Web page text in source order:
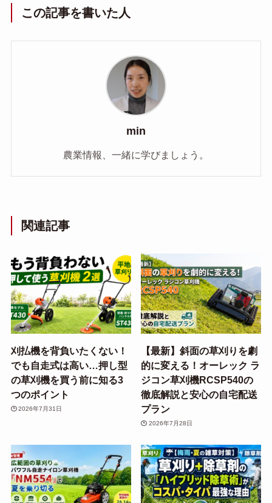
この記事を書いた人
min
農業情報、一緒に学びましょう。
関連記事
刈払機を背負いたくない！
でも自走式は高い…押し型
の草刈機を買う前に知る3
つのポイント
2026年7月31日
【最新】斜面の草刈りを劇
的に変える！オーレック ラ
ジコン草刈機RCSP540の
徹底解説と安心の自宅配送
プラン
2026年7月28日